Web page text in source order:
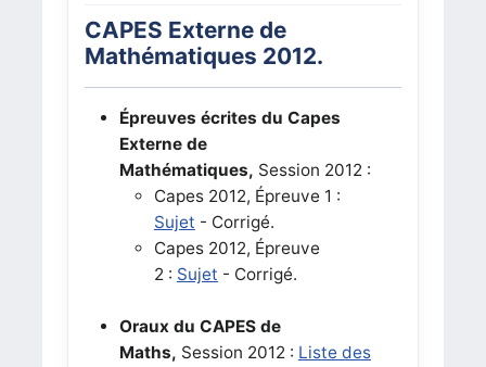
CAPES Externe de
Mathématiques 2012.
Épreuves écrites du Capes
Externe de
Mathématiques, Session 2012 :
Capes 2012, Épreuve 1 :
Sujet - Corrigé.
Capes 2012, Épreuve
2: Sujet - Corrigé.
Oraux du CAPES de
Maths, Session 2012 : Liste des